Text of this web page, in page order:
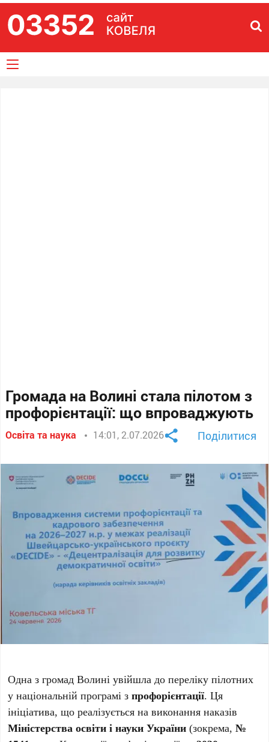
Громада на Волині стала пілотом з
профорієнтації: що впроваджують
Освіта та наука 14:01, 2.07.2026 Поділитися
Одна з громад Волині увійшла до переліку пілотних
у національній програмі зпрофорієнтації. Ця
ініціатива, що реалізується на виконання наказів
Міністерства освіти і науки України (зокрема,№